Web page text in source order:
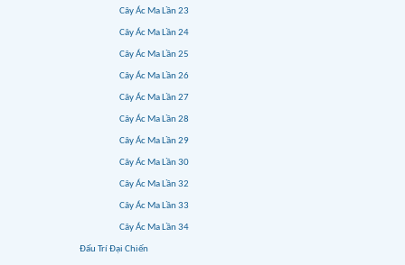
Cây Ác Ma Lần 23
Cây Ác Ma Lần 24
Cây Ác Ma Lần 25
Cây Ác Ma Lần 26
Cây Ác Ma Lần 27
Cây Ác Ma Lần 28
Cây Ác Ma Lần 29
Cây Ác Ma Lần 30
Cây Ác Ma Lần 32
Cây Ác Ma Lần 33
Cây Ác Ma Lần 34
Đấu Trí Đại Chiến